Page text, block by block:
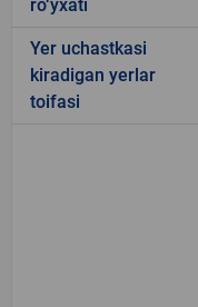
ro‘yxati
Yer uchastkasi
kiradigan yerlar
toifasi